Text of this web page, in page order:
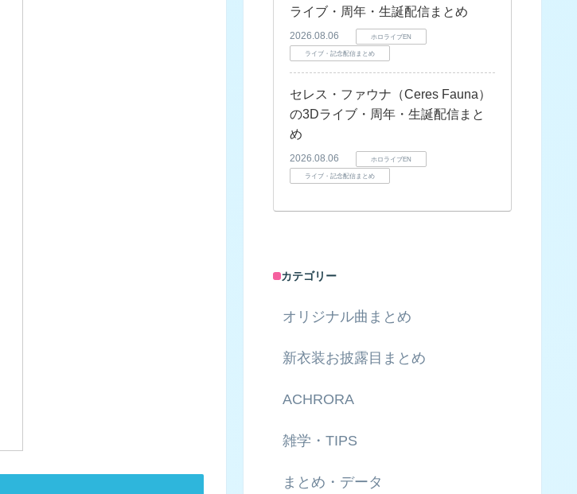
ライブ・周年・生誕配信まとめ
2026.08.06 ホロライブEN
ライブ・記念配信まとめ
セレス・ファウナ（Ceres Fauna）
の3Dライブ・周年・生誕配信まと
め
2026.08.06 ホロライブEN
ライブ・記念配信まとめ
カテゴリー
オリジナル曲まとめ
新衣装お披露目まとめ
ACHRORA
雑学・TIPS
まとめ・データ